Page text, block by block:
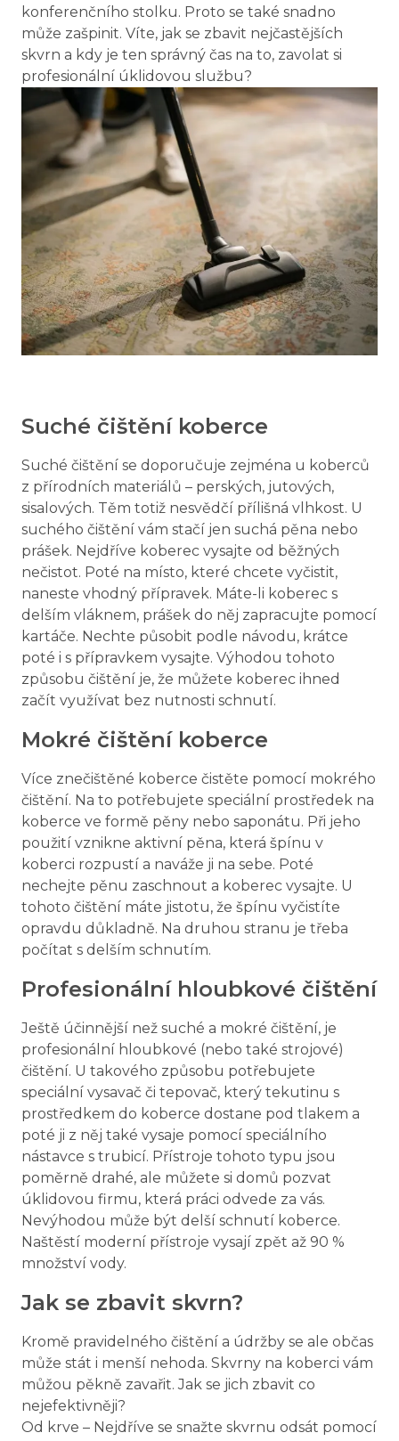
konferenčního stolku. Proto se také snadno
může zašpinit. Víte, jak se zbavit nejčastějších
skvrn a kdy je ten správný čas na to, zavolat si
profesionální úklidovou službu?
Suché čištění koberce
Suché čištění se doporučuje zejména u koberců
z přírodních materiálů – perských, jutových,
sisalových. Těm totiž nesvědčí přílišná vlhkost. U
suchého čištění vám stačí jen suchá pěna nebo
prášek. Nejdříve koberec vysajte od běžných
nečistot. Poté na místo, které chcete vyčistit,
naneste vhodný přípravek. Máte-li koberec s
delším vláknem, prášek do něj zapracujte pomocí
kartáče. Nechte působit podle návodu, krátce
poté i s přípravkem vysajte. Výhodou tohoto
způsobu čištění je, že můžete koberec ihned
začít využívat bez nutnosti schnutí.
Mokré čištění koberce
Více znečištěné koberce čistěte pomocí mokrého
čištění. Na to potřebujete speciální prostředek na
koberce ve formě pěny nebo saponátu. Při jeho
použití vznikne aktivní pěna, která špínu v
koberci rozpustí a naváže ji na sebe. Poté
nechejte pěnu zaschnout a koberec vysajte. U
tohoto čištění máte jistotu, že špínu vyčistíte
opravdu důkladně. Na druhou stranu je třeba
počítat s delším schnutím.
Profesionální hloubkové čištění
Ještě účinnější než suché a mokré čištění, je
profesionální hloubkové (nebo také strojové)
čištění. U takového způsobu potřebujete
speciální vysavač či tepovač, který tekutinu s
prostředkem do koberce dostane pod tlakem a
poté ji z něj také vysaje pomocí speciálního
nástavce s trubicí. Přístroje tohoto typu jsou
poměrně drahé, ale můžete si domů pozvat
úklidovou firmu, která práci odvede za vás.
Nevýhodou může být delší schnutí koberce.
Naštěstí moderní přístroje vysají zpět až 90 %
množství vody.
Jak se zbavit skvrn?
Kromě pravidelného čištění a údržby se ale občas
může stát i menší nehoda. Skvrny na koberci vám
můžou pěkně zavařit. Jak se jich zbavit co
nejefektivněji?
Od krve – Nejdříve se snažte skvrnu odsát pomocí